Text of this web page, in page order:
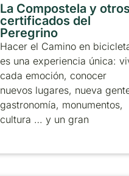
La Compostela y
certificados del
Peregrino
Hacer el Camino en
es una experiencia única:
cada emoción, conocer
nuevos lugares, nueva
gastronomía, monumentos,
cultura … y un gran